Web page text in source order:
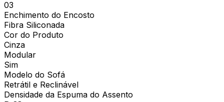
03
Enchimento do Encosto
Fibra Siliconada
Cor do Produto
Cinza
Modular
Sim
Modelo do Sofá
Retrátil e Reclinável
Densidade da Espuma do Assento